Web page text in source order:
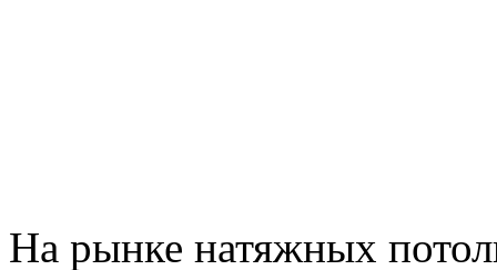
На рынке натяжных